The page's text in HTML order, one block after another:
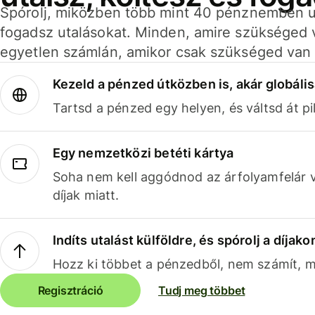
Spórolj, miközben több mint 40 pénznemben
fogadsz utalásokat. Minden, amire szükséged
egyetlen számlán, amikor csak szükséged van
Kezeld a pénzed útközben is, akár
Tartsd a pénzed egy helyen, és váltsd át
Egy nemzetközi betéti kártya
Soha nem kell aggódnod az árfolyamfelár
díjak miatt.
Indíts utalást külföldre, és spórolj a
Hozz ki többet a pénzedből, nem számít,
Regisztráció Tudj meg többet